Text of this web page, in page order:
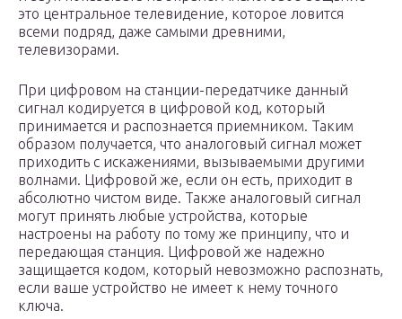
это центральное телевидение, которое ловится
всеми подряд, даже самыми древними,
телевизорами.
При цифровом на станции-передатчике данный
сигнал кодируется в цифровой код, который
принимается и распознается приемником. Таким
образом получается, что аналоговый сигнал может
приходить с искажениями, вызываемыми другими
волнами. Цифровой же, если он есть, приходит в
абсолютно чистом виде. Также аналоговый сигнал
могут принять любые устройства, которые
настроены на работу по тому же принципу, что и
передающая станция. Цифровой же надежно
защищается кодом, который невозможно распознать,
если ваше устройство не имеет к нему точного
ключа.